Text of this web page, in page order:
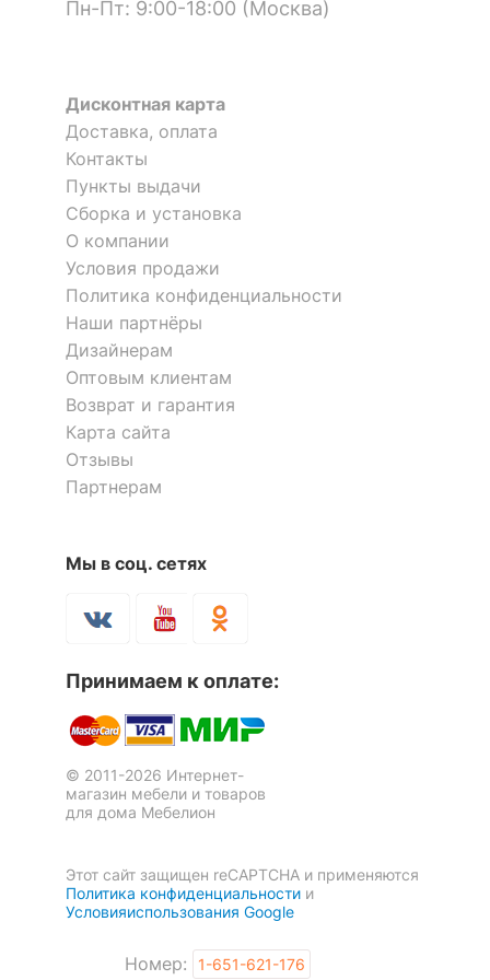
матовый
Компоненты,
входящие в
комплект
ОСОБЕННОСТИ ПРИМЕНЕНИЯ
Рекомендуемые
помещения
Гостиная, Кабинет,
Прихожая, Спальня
Скрыть
Пн-Пт: 9:00-18:00 (Москва)
Дисконтная карта
Доставка, оплата
Контакты
Пункты выдачи
Сборка и установка
О компании
Условия продажи
Политика конфиденциальности
Наши партнёры
Дизайнерам
Оптовым клиентам
Возврат и гарантия
Карта сайта
Отзывы
Партнерам
Мы в соц. сетях
Принимаем к оплате:
© 2011-2026 Интернет-
магазин мебели и товаров
для дома Мебелион
Этот сайт защищен reCAPTCHA и применяются
Политика конфиденциальности и
Условияиспользования Google
Номер: 1-651-621-176